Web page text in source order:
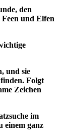
den
und Elfen
und sie
Folgt
Zeichen
im
einem ganz